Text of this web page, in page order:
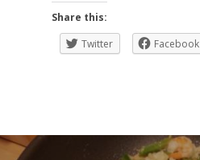
Share this:
Twitter
Facebook